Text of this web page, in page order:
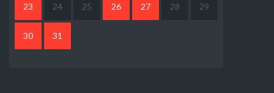
23 24 25 26 27 28 29
30 31